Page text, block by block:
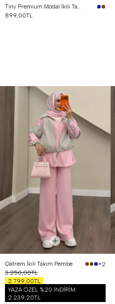
Tiny Premium Modal İkili Takım Kahverengi
899,00TL
Qatrem İkili Takım Pembe
+2
3.250,00TL
2.799,00TL
YAZA ÖZEL %20 İNDİRİM
2.239,20TL